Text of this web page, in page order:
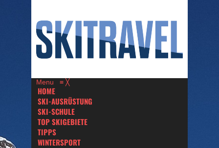
Menu ≡ ╳
HOME
SKI-AUSRÜSTUNG
SKI-SCHULE
TOP SKIGEBIETE
TIPPS
WINTERSPORT